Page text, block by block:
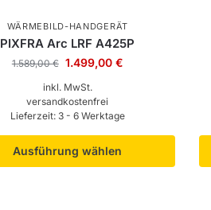
WÄRMEBILD-HANDGERÄT
PIXFRA Arc LRF A425P
1.589,00€ 1.499,00 €
inkl. MwSt.
versandkostenfrei
Lieferzeit: 3 - 6 Werktage
Ausführung wählen